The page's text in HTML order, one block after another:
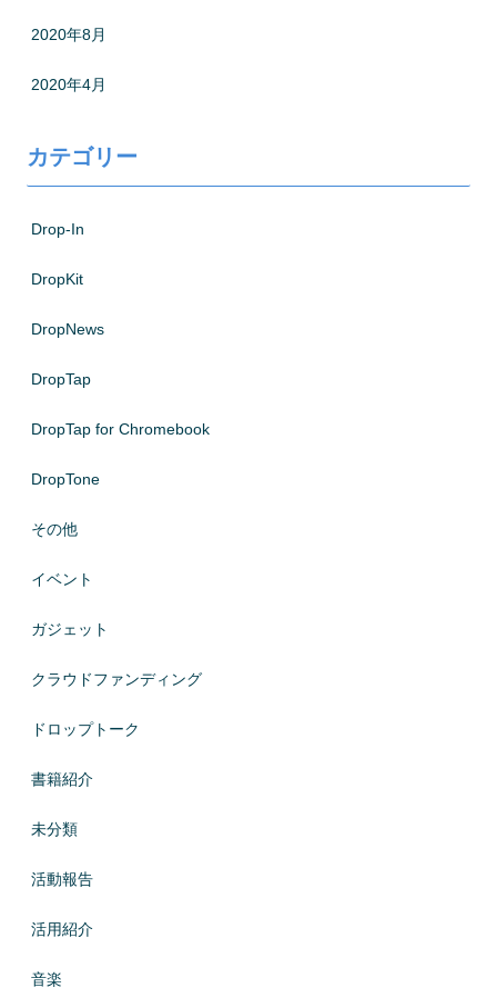
2020年8月
2020年4月
カテゴリー
Drop-In
DropKit
DropNews
DropTap
DropTap for Chromebook
DropTone
その他
イベント
ガジェット
クラウドファンディング
ドロップトーク
書籍紹介
未分類
活動報告
活用紹介
音楽